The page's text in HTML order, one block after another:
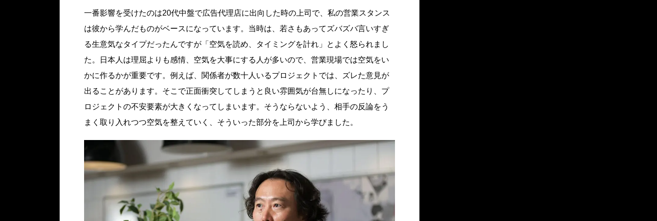
一番影響を受けたのは20代中盤で広告代理店に出向した時の上司で、私の営業スタンス
は彼から学んだものがベースになっています。当時は、若さもあってズバズバ言いすぎ
る生意気なタイプだったんですが「空気を読め、タイミングを計れ」とよく怒られまし
た。日本人は理屈よりも感情、空気を大事にする人が多いので、営業現場では空気をい
かに作るかが重要です。例えば、関係者が数十人いるプロジェクトでは、ズレた意見が
出ることがあります。そこで正面衝突してしまうと良い雰囲気が台無しになったり、プ
ロジェクトの不安要素が大きくなってしまいます。そうならないよう、相手の反論をう
まく取り入れつつ空気を整えていく、そういった部分を上司から学びました。